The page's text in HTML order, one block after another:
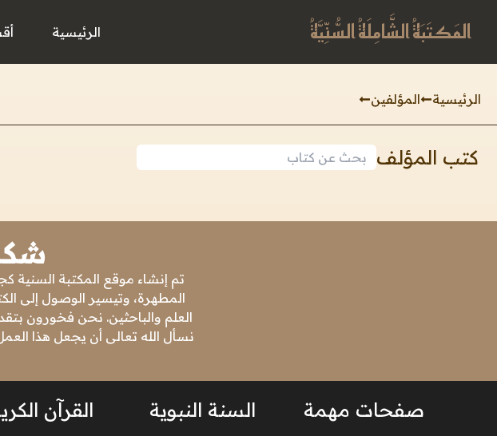
المَكتَبَةُ الشَّامِلَةُ السُّنِّيَّةُ الرئيسية
الرئيسية المؤلفين
كتب المؤلف
تم إنشاء موقع المكتبة السنية
المطهرة، وتيسير الوصول إلى
العلم والباحثين. نحن فخورون
نسأل الله تعالى أن يجعل هذا
صفحات مهمة السنة النبوية القرآن